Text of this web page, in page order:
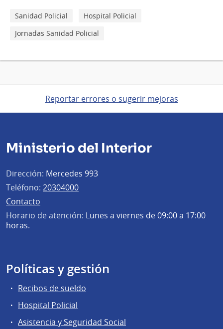
Sanidad Policial
Hospital Policial
Jornadas Sanidad Policial
Reportar errores o sugerir mejoras
Ministerio del Interior
Dirección: Mercedes 993
Teléfono: 20304000
Contacto
Horario de atención: Lunes a viernes de 09:00 a 17:00
horas.
Políticas y gestión
Recibos de sueldo
Hospital Policial
Asistencia y Seguridad Social